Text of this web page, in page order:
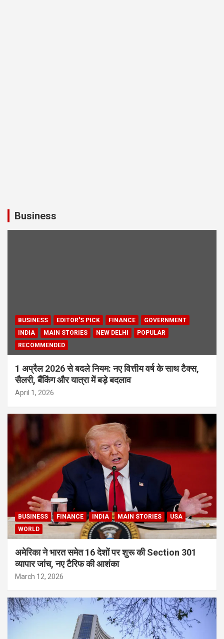
Business
BUSINESS EDITOR'S PICK FINANCE
GOVERNMENT
INDIA
MAIN STORIES NEW DELHI
POPULAR
RECOMMENDED
1 अप्रैल 2026 से बदले नियम: नए वित्तीय वर्ष के साथ टैक्स,
सैलरी, बैंकिंग और यात्रा में बड़े बदलाव
April 1, 2026
BUSINESS FINANCE INDIA MAIN STORIES
USA
WORLD
अमेरिका ने भारत समेत 16 देशों पर शुरू की Section 301
व्यापार जांच, नए टैरिफ की आशंका
March 12, 2026